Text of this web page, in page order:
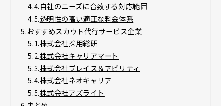
4.4.自社のニーズに合致する対応範囲
4.5.透明性の高い適正な料金体系
5.おすすめスカウト代行サービス企業
5.1.株式会社採用総研
5.2.株式会社キャリアマート
5.3.株式会社プレイス＆アビリティ
5.4.株式会社ネオキャリア
5.5.株式会社アズライト